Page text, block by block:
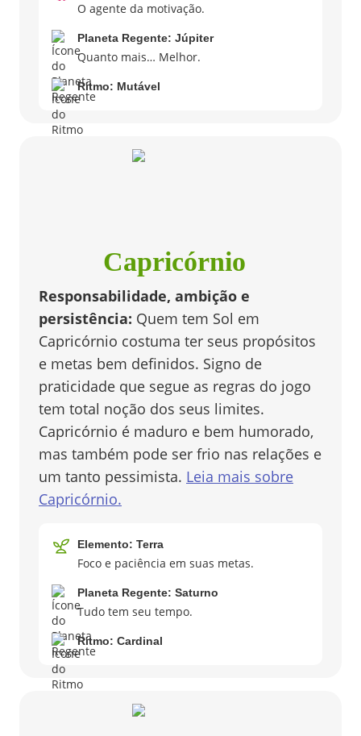
O agente da motivação.
Planeta Regente: Júpiter
Quanto mais… Melhor.
Ritmo: Mutável
Capricórnio
Responsabilidade, ambição e
persistência: Quem tem Sol em
Capricórnio costuma ter seus propósitos
e metas bem definidos. Signo de
praticidade que segue as regras do jogo
tem total noção dos seus limites.
Capricórnio é maduro e bem humorado,
mas também pode ser frio nas relações e
um tanto pessimista. Leia mais sobre
Capricórnio.
Elemento: Terra
Foco e paciência em suas metas.
Planeta Regente: Saturno
Tudo tem seu tempo.
Ritmo: Cardinal